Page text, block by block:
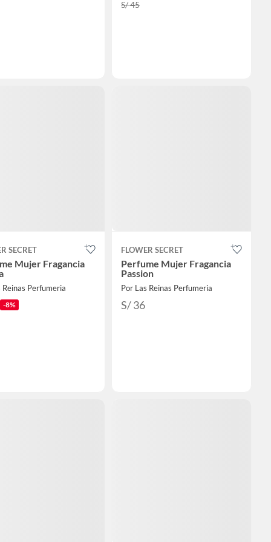
S/ 45
SECRET
Mujer Fragancia
Reinas Perfumeria
-8%
FLOWER SECRET
Perfume Mujer Fragancia
Passion
Por Las Reinas Perfumeria
S/ 36